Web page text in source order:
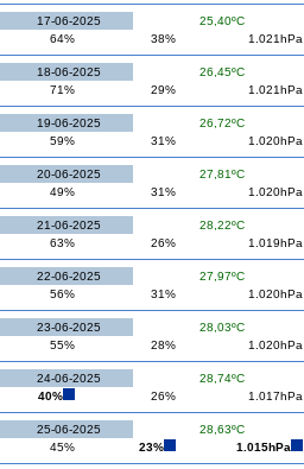
17-06-2025 25,40ºC
64%
38% 1.021hPa
18-06-2025 26,45ºC
71%
29% 1.021hPa
19-06-2025 26,72ºC
59%
31% 1.020hPa
20-06-2025 27,81ºC
49%
31% 1.020hPa
21-06-2025 28,22ºC
63%
26% 1.019hPa
22-06-2025 27,97ºC
56%
31% 1.020hPa
23-06-2025 28,03ºC
55%
28% 1.020hPa
24-06-2025 28,74ºC
40%
26% 1.017hPa
25-06-2025 28,63ºC
45%
23% 1.015hPa